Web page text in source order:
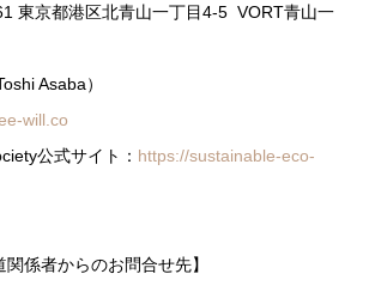
東京都港区北青山一丁目4-5 VORT青山一
Asaba）
will.co
公式サイト： https://sustainable-eco-
関係者からのお問合せ先】